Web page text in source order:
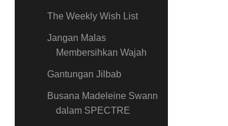
The Weekly Wish List
Jangan Malas
Membersihkan Wajah
Gantungan Jilbab
Busana Madeleine Swann
dalam SPECTRE